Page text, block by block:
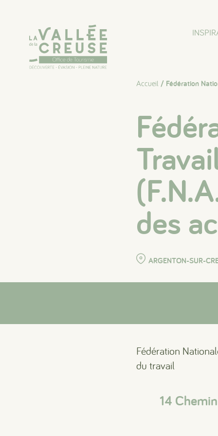
Accueil / Fédération
des
ARGENTON-SUR-
Fédération
du travail
14